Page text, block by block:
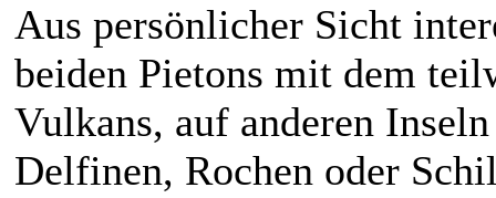
Aus persönlicher Sicht
beiden Pietons mit dem
Vulkans, auf anderen
Delfinen, Rochen oder